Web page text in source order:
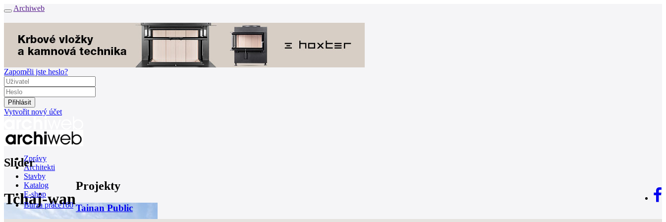
Archiweb
Zapoměli jste heslo?
Vytvořit nový účet
Zprávy
Architekti
Stavby
Katalog
E-shop
Burza práce160
Slider
Tchaj-wan
Projekty
Tainan Public